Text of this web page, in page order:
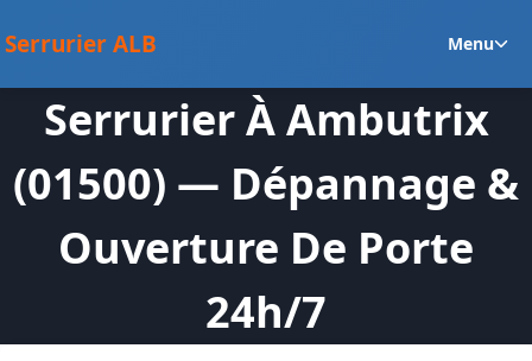
contenu
Serrurier ALB Menu
Serrurier À Ambutrix
(01500) — Dépannage &
Ouverture De Porte
24h/7